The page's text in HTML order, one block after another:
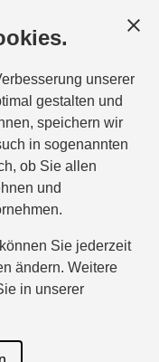
unserer
gestalten und
speichern wir
in sogenannten
ob Sie allen
und
Sie jederzeit
ändern. Weitere
in unserer